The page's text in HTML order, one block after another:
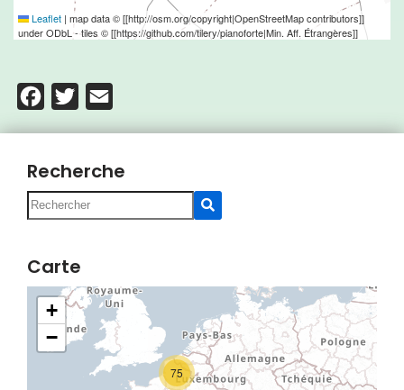
Leaflet | map data © [[http://osm.org/copyright|OpenStreetMap contributors]]
under ODbL - tiles © [[https://github.com/tilery/pianoforte|Min. Aff. Étrangères]]
Facebook
Twitter
Recherche
Carte
75
+
−